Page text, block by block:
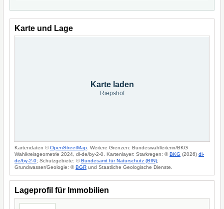
Karte und Lage
Karte laden
Riepshof
Kartendaten ©OpenStreetMap . Weitere Grenzen: Bundeswahlleiterin/BKG
Wahlkreisgeometrie 2024, dl-de/by-2-0. Kartenlayer: Starkregen: ©BKG (2026) dl-
de/by-2-0; Schutzgebiete: ©Bundesamt für Naturschutz (BfN);
Grundwasser/Geologie: ©BGR und Staatliche Geologische Dienste.
Lageprofil für Immobilien